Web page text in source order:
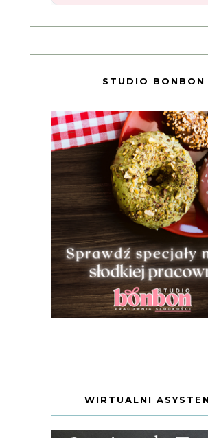
STUDIO BONBON
WIRTUALNI